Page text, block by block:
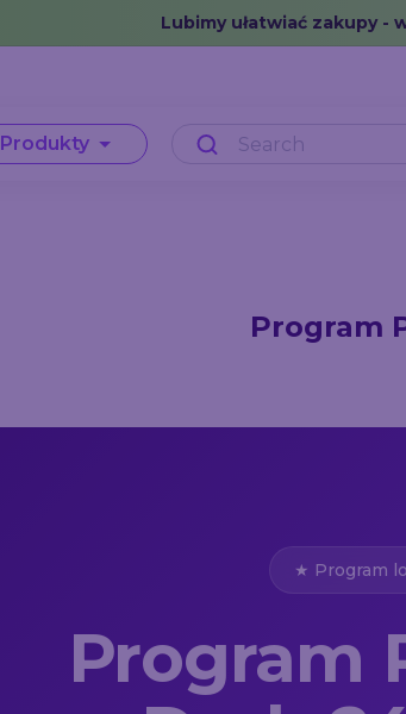
Lubimy ułatwiać zakupy -
Produkty
Program
★ Program
Program